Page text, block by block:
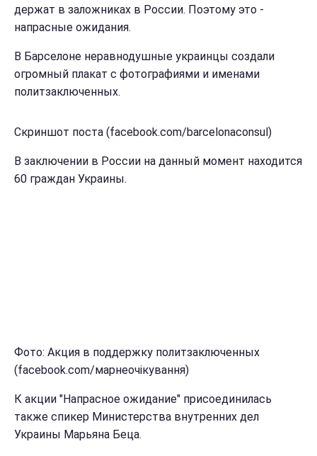
держат в заложниках в России. Поэтому это -
напрасные ожидания.
В Барселоне неравнодушные украинцы создали
огромный плакат с фотографиями и именами
политзаключенных.
Скриншот поста (facebook.com/barcelonaconsul)
В заключении в России на данный момент находится
60 граждан Украины.
Фото: Акция в поддержку политзаключенных
(facebook.com/марнеочікування)
К акции "Напрасное ожидание" присоединилась
также спикер Министерства внутренних дел
Украины Марьяна Беца.